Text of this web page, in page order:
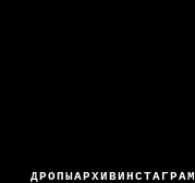
ДРОПЫАРХИВИНСТАГРАМ